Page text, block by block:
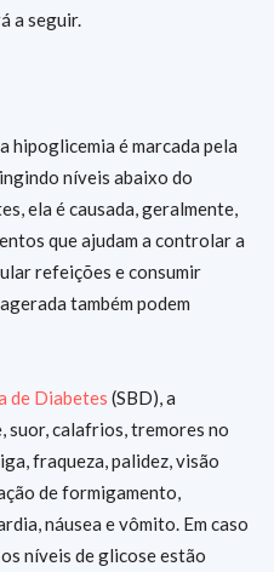
a seguir.
hipoglicemia é marcada pela
níveis abaixo do
ela é causada, geralmente,
que ajudam a controlar a
refeições e consumir
também podem
de Diabetes (SBD), a
suor, calafrios, tremores no
fraqueza, palidez, visão
de formigamento,
náusea e vômito. Em caso
níveis de glicose estão